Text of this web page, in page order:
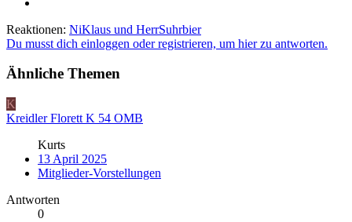
Reaktionen: NiKlaus und HerrSuhrbier
Du musst dich einloggen oder registrieren, um hier zu antworten.
Ähnliche Themen
K
Kreidler Florett K 54 OMB
Kurts
13 April 2025
Mitglieder-Vorstellungen
Antworten
0